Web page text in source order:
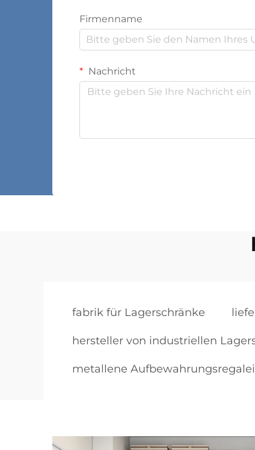
Firmenname
Nachricht
fabrik für Lagerschränke
hersteller von industriellen
metallene